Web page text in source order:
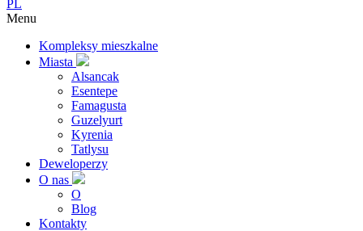
PL
Menu
Kompleksy mieszkalne
Miasta
Alsancak
Esentepe
Famagusta
Guzelyurt
Kyrenia
Tatlysu
Deweloperzy
O nas
O
Blog
Kontakty